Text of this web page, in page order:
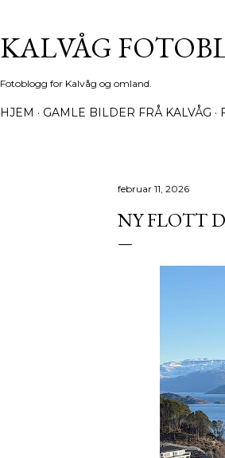
KALVÅG
Fotoblogg for Kalvåg og omland.
HJEM GAMLE BILDER FRÅ KALVÅG
februar 11, 2026
NY FLOTT